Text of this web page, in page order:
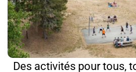
Des activités pour tous,